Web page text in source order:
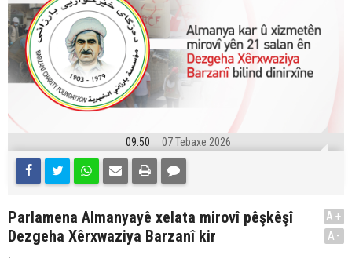
09:50 07 Tebaxe 2026
Parlamena Almanyayê xelata mirovî pêşkêşî
Dezgeha Xêrxwaziya Barzanî kir
.
A+
A-